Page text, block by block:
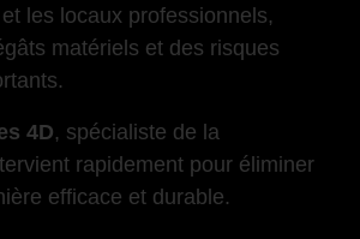
les locaux professionnels,
matériels et des risques
4D, spécialiste de la
rapidement pour éliminer
efficace et durable.